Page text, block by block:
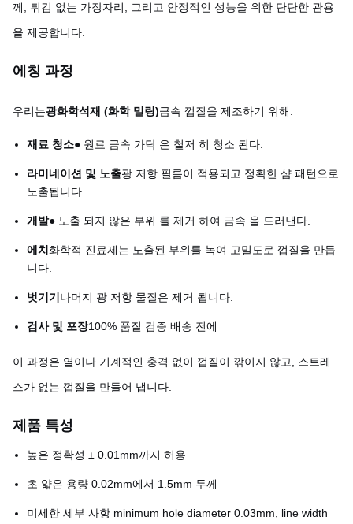
께, 튀김 없는 가장자리, 그리고 안정적인 성능을 위한 단단한 관용
을 제공합니다.
에칭 과정
우리는광화학석재 (화학 밀링)금속 껍질을 제조하기 위해:
재료 청소● 원료 금속 가닥 은 철저 히 청소 된다.
라미네이션 및 노출광 저항 필름이 적용되고 정확한 샴 패턴으로
노출됩니다.
개발● 노출 되지 않은 부위 를 제거 하여 금속 을 드러낸다.
에치 화학적 진료제는 노출된 부위를 녹여 고밀도로 껍질을 만듭
니다.
벗기기 나머지 광 저항 물질은 제거 됩니다.
검사 및 포장100% 품질 검증 배송 전에
이 과정은 열이나 기계적인 충격 없이 껍질이 깎이지 않고, 스트레
스가 없는 껍질을 만들어 냅니다.
제품 특성
높은 정확성 ± 0.01mm까지 허용
초 얇은 용량 0.02mm에서 1.5mm 두께
미세한 세부 사항 minimum hole diameter 0.03mm, line width